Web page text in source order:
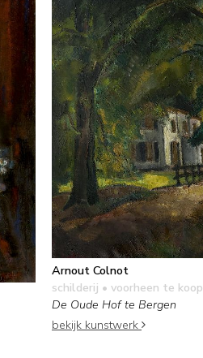
Arnout Colnot
schilderij • voorheen te koop
De Oude Hof te Bergen
bekijk kunstwerk